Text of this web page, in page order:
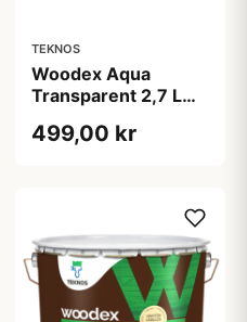
TEKNOS
Woodex Aqua
Transparent 2,7 L
499,00 kr